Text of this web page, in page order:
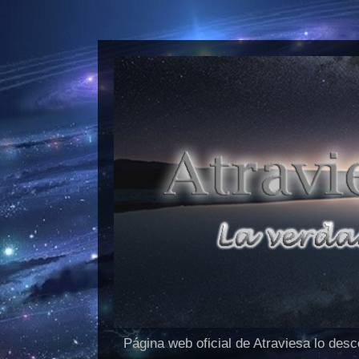
Página web oficial de Atraviesa lo